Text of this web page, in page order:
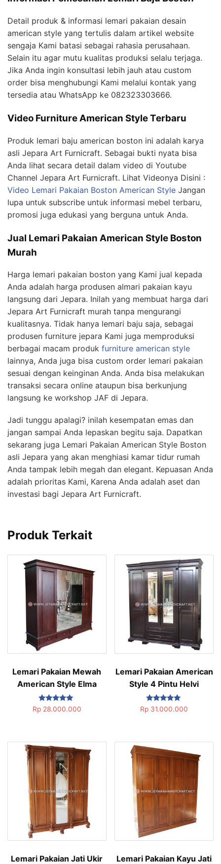
Detail produk & informasi lemari pakaian desain
american style yang tertulis dalam artikel website
sengaja Kami batasi sebagai rahasia perusahaan.
Selain itu agar mutu kualitas produksi selalu terjaga.
Jika Anda ingin konsultasi lebih jauh atau custom
order bisa menghubungi Kami melalui kontak yang
tersedia atau WhatsApp ke 082323303666.
Video Furniture American Style Terbaru
Produk lemari baju american boston ini adalah karya
asli Jepara Art Furnicraft. Sebagai bukti nyata bisa
Anda lihat secara detail dalam video di Youtube
Channel Jepara Art Furnicraft. Lihat Videonya Disini :
Video Lemari Pakaian Boston American Style Jangan
lupa untuk subscribe untuk informasi mebel terbaru,
promosi juga edukasi yang berguna untuk Anda.
Jual Lemari Pakaian American Style Boston
Murah
Harga lemari pakaian boston yang Kami jual kepada
Anda adalah harga produsen almari pakaian kayu
langsung dari Jepara. Inilah yang membuat harga dari
Jepara Art Furnicraft murah tanpa mengurangi
kualitasnya. Tidak hanya lemari baju saja, sebagai
produsen furniture jepara Kami juga memproduksi
berbagai macam produk furniture american style
lainnya, Anda juga bisa custom order lemari pakaian
sesuai dengan keinginan Anda. Anda bisa melakukan
transaksi secara online ataupun bisa berkunjung
langsung ke workshop JAF di Jepara.
Jadi tunggu apalagi? inilah kesempatan emas dan
jangan sampai Anda lepaskan begitu saja. Dapatkan
sekarang juga Lemari Pakaian American Style Boston
asli Jepara yang akan menghiasi kamar tidur rumah
Anda tampak lebih megah dan elegant. Kepuasan Anda
adalah prioritas Kami, Karena Anda adalah aset dan
investasi bagi Jepara Art Furnicraft.
Produk Terkait
Lemari Pakaian Mewah
American Style Elma
Dinilai
5.00
Rp28.000.000
Lemari Pakaian American
Style 4 Pintu Helvi
Dinilai
5.00
Rp 31.000.000
Lemari Pakaian Jati Ukir
Lemari Pakaian Kayu Jati